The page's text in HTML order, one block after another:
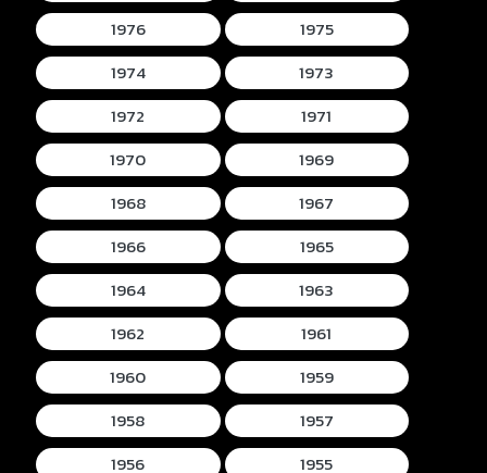
1976
1975
1974
1973
1972
1971
1970
1969
1968
1967
1966
1965
1964
1963
1962
1961
1960
1959
1958
1957
1956
1955